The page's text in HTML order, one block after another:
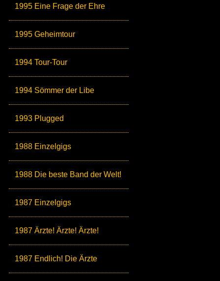
1995 Eine Frage der Ehre
1995 Geheimtour
1994 Tour-Tour
1994 Sömmer der Libe
1993 Plugged
1988 Einzelgigs
1988 Die beste Band der Welt!
1987 Einzelgigs
1987 Ärzte! Ärzte! Ärzte!
1987 Endlich! Die Ärzte